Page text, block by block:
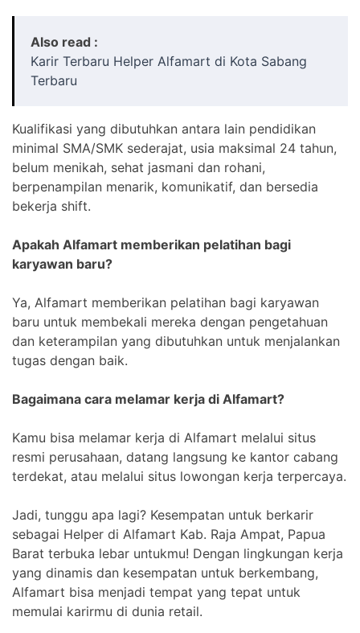
Also read :
Karir Terbaru Helper Alfamart di Kota Sabang
Terbaru
Kualifikasi yang dibutuhkan antara lain pendidikan
minimal SMA/SMK sederajat, usia maksimal 24 tahun,
belum menikah, sehat jasmani dan rohani,
berpenampilan menarik, komunikatif, dan bersedia
bekerja shift.
Apakah Alfamart memberikan pelatihan bagi
karyawan baru?
Ya, Alfamart memberikan pelatihan bagi karyawan
baru untuk membekali mereka dengan pengetahuan
dan keterampilan yang dibutuhkan untuk menjalankan
tugas dengan baik.
Bagaimana cara melamar kerja di Alfamart?
Kamu bisa melamar kerja di Alfamart melalui situs
resmi perusahaan, datang langsung ke kantor cabang
terdekat, atau melalui situs lowongan kerja terpercaya.
Jadi, tunggu apa lagi? Kesempatan untuk berkarir
sebagai Helper di Alfamart Kab. Raja Ampat, Papua
Barat terbuka lebar untukmu! Dengan lingkungan kerja
yang dinamis dan kesempatan untuk berkembang,
Alfamart bisa menjadi tempat yang tepat untuk
memulai karirmu di dunia retail.